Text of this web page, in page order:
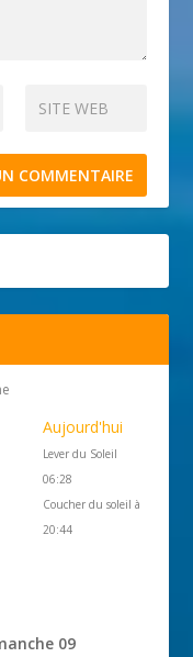
Aujourd'hui
Lever du Soleil
06:28
Coucher du soleil à
20:44
09